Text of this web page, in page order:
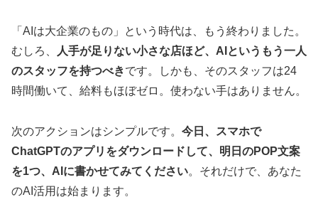
「AIは大企業のもの」という時代は、もう終わりました。
むしろ、
人手が足りない小さな店ほど、AIというもう一人
のスタッフを持つべきです。しかも、そのスタッフは24
時間働いて、給料もほぼゼロ。使わない手はありません。
次のアクションはシンプルです。 今日、スマホで
ChatGPTのアプリをダウンロードして、明日のPOP文案
を1つ、AIに書かせてみてください。それだけで、あなた
のAI活用は始まります。